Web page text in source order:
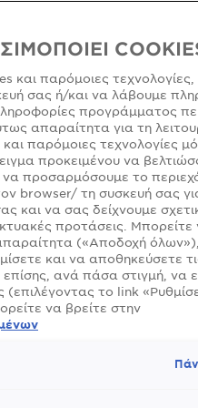
φυσικό πρόσωπο
το δέκατο όγδοο (18ο)
είναι κάτοχος δελτίου
στο Διαγωνισμό (οι «
ρητά όσοι εμπίπτουν στις
(β) οι εργαζόμενοι των
οι εργαζόμενοι της
τους εξ αίματος ή εξ
επαγγελματικά καθ’
συμμετεχόντων-
οποιοδήποτε στάδιο του
συμμετοχής ή ότι έχουν
Διοργανώτρια για κάθε
και παρόμοιες τεχνολογίες,
σας ή/και να λάβουμε
προγράμματος
απαραίτητα για τη
παρόμοιες τεχνολογίες
προκειμένου να
προσαρμόσουμε το
browser/ τη συσκευή σας
και να σας δείχνουμε
προτάσεις. Μπορείτε
(«Αποδοχή
και να αποθηκεύσετε
ανά πάσα στιγμή, να
(επιλέγοντας το link
να βρείτε στην